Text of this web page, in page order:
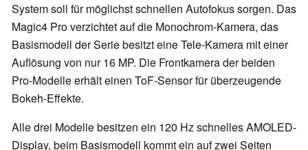
System soll für möglichst schnellen Autofokus sorgen. Das
Magic4 Pro verzichtet auf die Monochrom-Kamera, das
Basismodell der Serie besitzt eine Tele-Kamera mit einer
Auflösung von nur 16 MP. Die Frontkamera der beiden
Pro-Modelle erhält einen ToF-Sensor für überzeugende
Bokeh-Effekte.
Alle drei Modelle besitzen ein 120 Hz schnelles AMOLED-
Display, beim Basismodell kommt ein auf zwei Seiten